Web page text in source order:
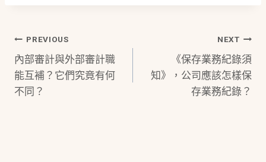
Post
Navigation
PREVIOUS
內部審計與外部審計職
能互補？它們究竟有何
不同？
NEXT
《保存業務紀錄須
知》，公司應該怎樣保
存業務紀錄？